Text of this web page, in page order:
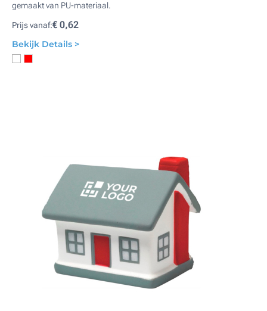
gemaakt van PU-materiaal.
Prijs vanaf:€ 0,62
Bekijk Details >